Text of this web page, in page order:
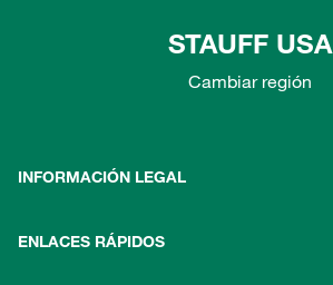
STAUFF USA
Cambiar región
INFORMACIÓN LEGAL
ENLACES RÁPIDOS